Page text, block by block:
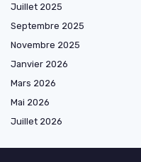
Juillet 2025
Septembre 2025
Novembre 2025
Janvier 2026
Mars 2026
Mai 2026
Juillet 2026